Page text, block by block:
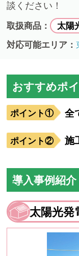
談ください！
取扱商品： 太陽
対応可能エリア：
おすすめポ
全
施
導入事例紹介
太陽光発